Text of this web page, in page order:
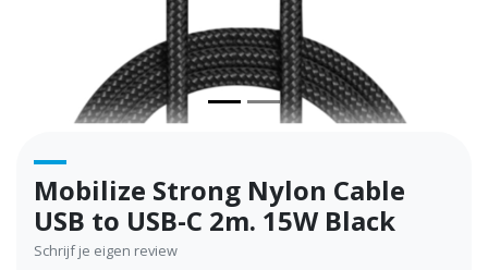
Mobilize Strong Nylon Cable
USB to USB-C 2m. 15W Black
Schrijf je eigen review